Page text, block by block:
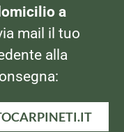
FORMAGGI
2x100gr
a
mail il tuo
alla